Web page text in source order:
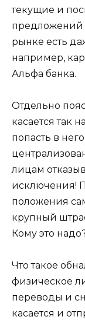
текущие и
предложений
рынке есть
например,
Альфа банка.
Отдельно
касается так
попасть в
лицам
исключения!
положения
крупный
Кому это
Что такое
физическое
переводы и
касается и